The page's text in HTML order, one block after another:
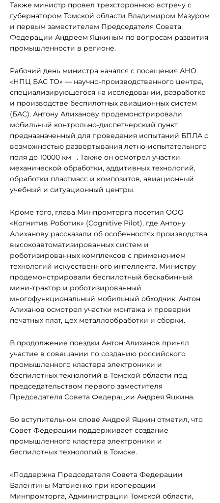
Также министр провел трехстороннюю встречу с
губернатором Томской области Владимиром Мазуром
и первым заместителем Председателя Совета
Федерации Андреем Яцкиным по вопросам развития
промышленности в регионе.
Рабочий день министра начался с посещения АНО
«НПЦ БАС ТО» — научно-производственного центра,
специализирующегося на исследовании, разработке
и производстве беспилотных авиационных систем
(БАС). Антону Алиханову продемонстрировали
мобильный контрольно-диспетчерский пункт,
предназначенный для проведения испытаний БПЛА с
возможностью развертывания летно-испытательного
поля до 10000 км
. Также он осмотрел участки
механической обработки, аддитивных технологий,
обработки пластмасс и композитов, авиационный
учебный и ситуационный центры.
Кроме того, глава Минпромторга посетил ООО
«Когнитив Роботик» (Cognitive Pilot), где Антону
Алиханову рассказали об особенностях производства
высокоавтоматизированных систем и
роботизированных комплексов с применением
технологий искусственного интеллекта. Министру
продемонстрировали беспилотный бескабинный
мини-трактор и роботизированный
многофункциональный мобильный обходчик. Антон
Алиханов осмотрел участки монтажа и проверки
печатных плат, цех металлообработки и сборки.
В продолжение поездки Антон Алиханов принял
участие в совещании по созданию российского
промышленного кластера электроники и
беспилотных технологий в Томской области под
председательством первого заместителя
Председателя Совета Федерации Андрея Яцкина.
Во вступительном слове Андрей Яцкин отметил, что
Совет Федерации поддерживает создание
промышленного кластера электроники и
беспилотных технологий в Томске.
«Поддержка Председателя Совета Федерации
Валентины Матвиенко при кооперации
Минпромторга, Администрации Томской области,